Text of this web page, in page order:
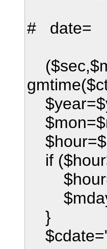
# date=
if
}